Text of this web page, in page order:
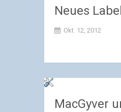
Neues
Okt. 12, 2012
MacGyver